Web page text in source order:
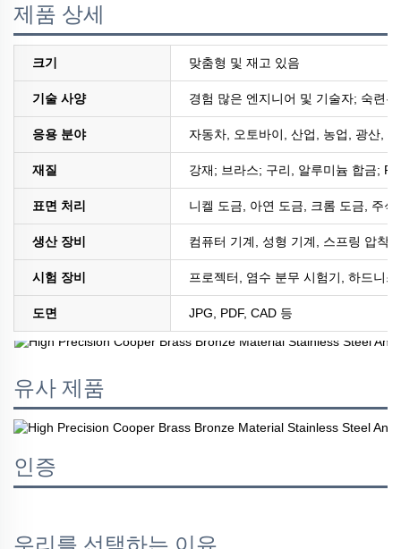
제품 상세
크기 맞춤형 및 재고 있음
기술 사양 경험 많은 엔지니어 및 기술자; 숙련
응용 분야 자동차, 오토바이, 산업, 농업, 광산,
재질 강재; 브라스; 구리, 알루미늄 합금;
표면 처리 니켈 도금, 아연 도금, 크롬 도금, 주
생산 장비 컴퓨터 기계, 성형 기계, 스프링 압착
시험 장비 프로젝터, 염수 분무 시험기, 하드니
도면 JPG, PDF, CAD 등
유사 제품
인증